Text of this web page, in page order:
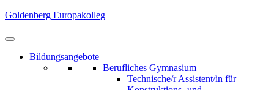
Skip
content
Enter)
Goldenberg Europakolleg
Bildungsangebote
Berufliches Gymnasium
Technische/r Assistent/in für